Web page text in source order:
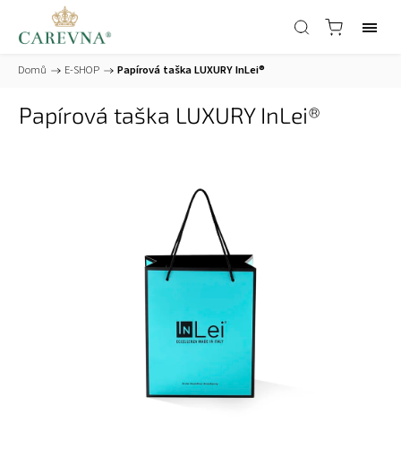
Domů / E-SHOP / Papírová taška LUXURY InLei®
Papírová taška LUXURY InLei®